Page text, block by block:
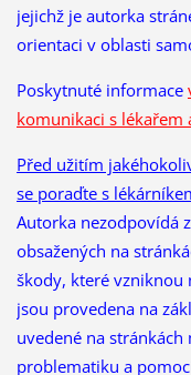
jejichž je autorka
orientaci v oblasti
Poskytnuté informace
komunikaci s lékařem
Před užitím
se poraďte s
Autorka nezodpovídá
obsažených na
škody, které vzniknou
jsou provedena na
uvedené na
problematiku a